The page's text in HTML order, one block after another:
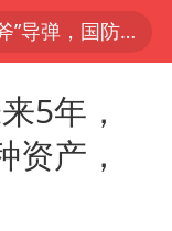
日本试射“战斧”导弹，国防部回应
本智和
5年，
产，